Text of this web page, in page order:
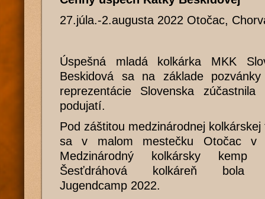
27.júla.-2.augusta 2022 Otočac,
Úspešná mladá kolkárka MKK
Beskidová sa na základe
reprezentácie Slovenska
podujatí.
Pod záštitou medzinárodnej
sa v malom mestečku Otočac v
Medzinárodný kolkársky kemp
Šesťdráhová kolkáreň bola
Jugendcamp 2022.